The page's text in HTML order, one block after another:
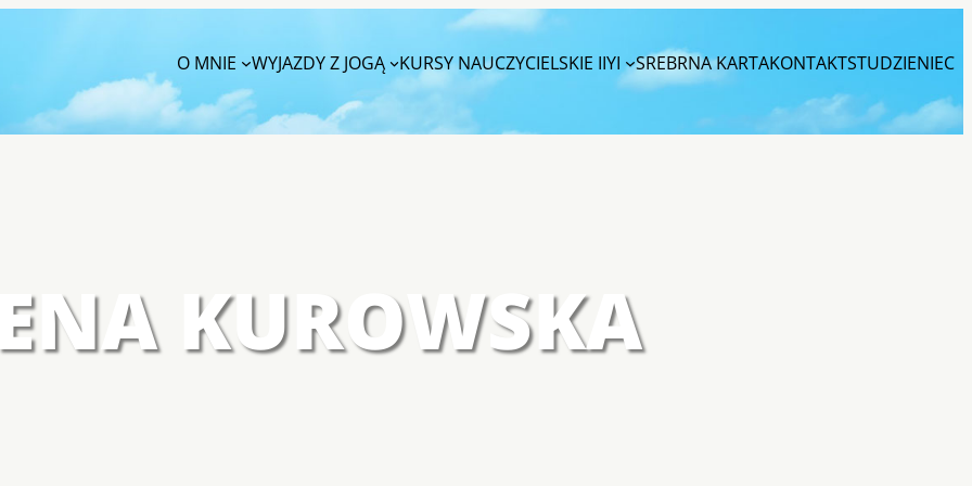
O MNIE WYJAZDY Z JOGĄ KURSY NAUCZYCIELSKIE IIYI SREBRNA KARTAKONTAKTSTUDZIENIEC
KUROWSKA